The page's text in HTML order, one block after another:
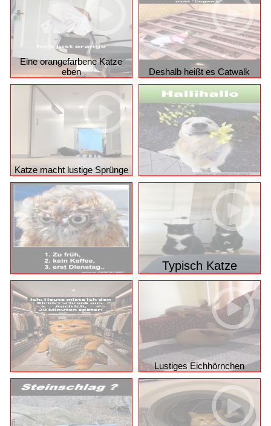
Eine orangefarbene Katze
eben
Deshalb heißt es Catwalk
Katze macht lustige Sprünge
Typisch Katze
Lustiges Eichhörnchen